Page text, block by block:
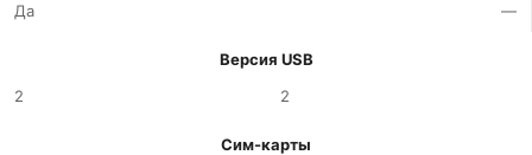
Да
—
Версия USB
2
2
Сим-карты